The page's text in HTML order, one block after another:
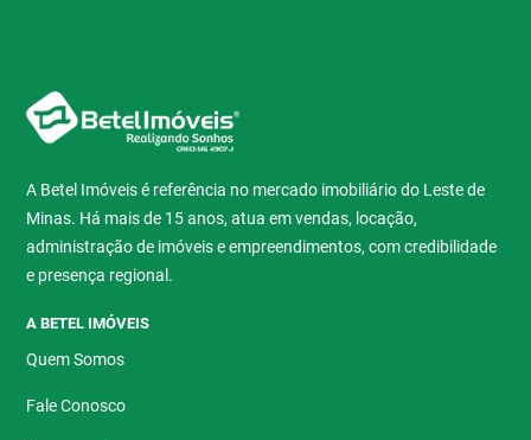
A Betel Imóveis é referência no mercado imobiliário do Leste de
Minas. Há mais de 15 anos, atua em vendas, locação,
administração de imóveis e empreendimentos, com credibilidade
e presença regional.
A BETEL IMÓVEIS
Quem Somos
Fale Conosco